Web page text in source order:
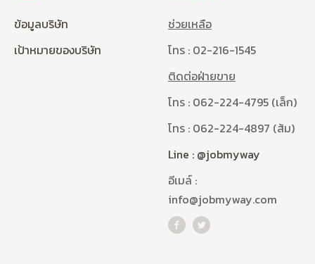
ข้อมูลบริษัท
เป้าหมายของบริษัท
ช่วยเหลือ
โทร : 02-216-1545
ติดต่อฝ่ายขาย
โทร : 062-224-4795 (เล็ก)
โทร : 062-224-4897 (ส้ม)
Line : @jobmyway
อีเมล์ :
info@jobmyway.com